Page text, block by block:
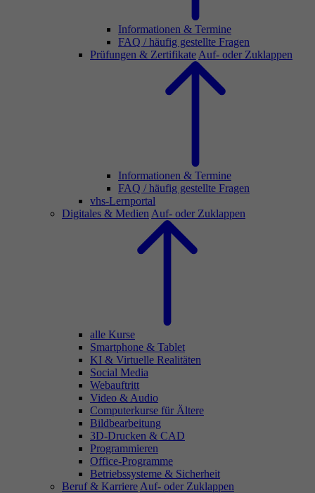
Informationen & Termine
FAQ / häufig gestellte Fragen
Prüfungen & Zertifikate Auf- oder Zuklappen
Informationen & Termine
FAQ / häufig gestellte Fragen
vhs-Lernportal
Digitales & Medien Auf- oder Zuklappen
alle Kurse
Smartphone & Tablet
KI & Virtuelle Realitäten
Social Media
Webauftritt
Video & Audio
Computerkurse für Ältere
Bildbearbeitung
3D-Drucken & CAD
Programmieren
Office-Programme
Betriebssysteme & Sicherheit
Beruf & Karriere Auf- oder Zuklappen